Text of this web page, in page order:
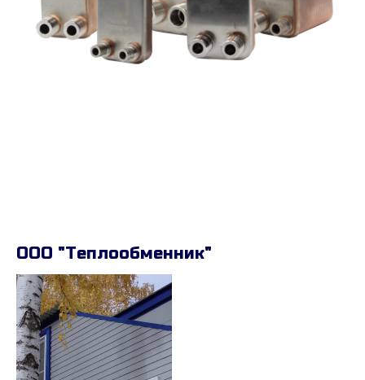
ООО "Теплообменник"